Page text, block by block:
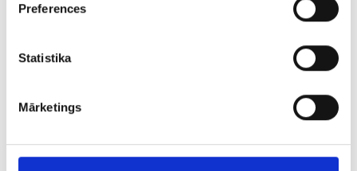
Preferences
Statistika
Mārketings
Gredzens 61g4-1263